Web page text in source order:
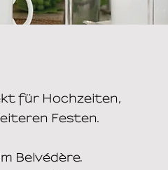
für Hochzeiten,
Festen.
Belvédère.